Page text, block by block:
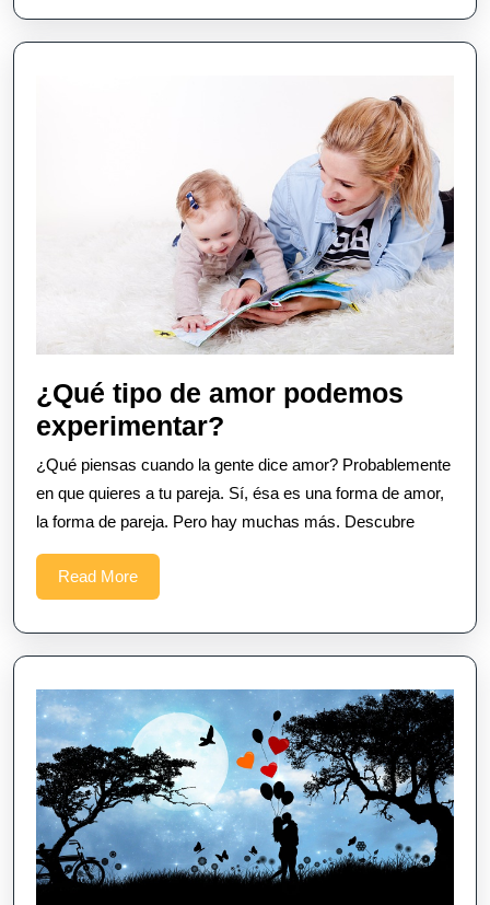
¿Qué tipo de amor podemos
experimentar?
tipo
de
amor
¿Qué piensas cuando la gente dice amor? Probablemente
en que quieres a tu pareja. Sí, ésa es una forma de amor,
la forma de pareja. Pero hay muchas más. Descubre
Read MoreRead
More